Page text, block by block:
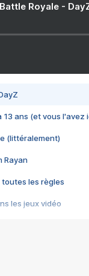
Royale -
13 ans (et vous l'avez
(littéralement)
Rayan
toutes les règles
les jeux vidéo